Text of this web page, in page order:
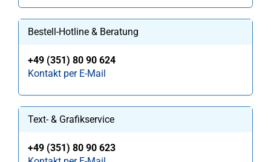
Bestell-Hotline & Beratung
+49 (351) 80 90 624
Kontakt per E-Mail
Text- & Grafikservice
+49 (351) 80 90 623